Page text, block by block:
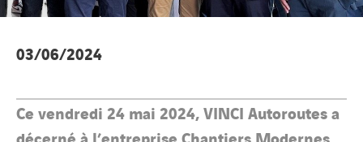
03/06/2024
Ce vendredi 24 mai 2024, VINCI Autoroutes a
décerné à l’entreprise Chantiers Modernes